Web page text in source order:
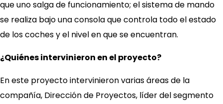
que uno salga de funcionamiento; el sistema de mando
se realiza bajo una consola que controla todo el estado
de los coches y el nivel en que se encuentran.
¿Quiénes intervinieron en el proyecto?
En este proyecto intervinieron varias áreas de la
compañía, Dirección de Proyectos, líder del segmento